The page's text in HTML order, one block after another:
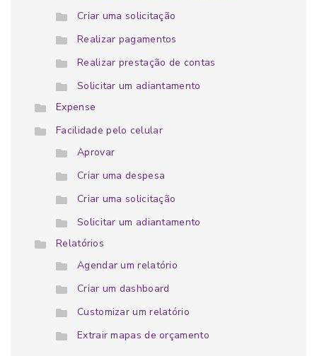
Criar uma solicitação
Realizar pagamentos
Realizar prestação de contas
Solicitar um adiantamento
Expense
Facilidade pelo celular
Aprovar
Criar uma despesa
Criar uma solicitação
Solicitar um adiantamento
Relatórios
Agendar um relatório
Criar um dashboard
Customizar um relatório
Extrair mapas de orçamento